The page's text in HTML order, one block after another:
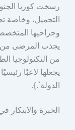
رسخت كوريا
التجميل، وخاصة
وجراحيها
يجذب المرضى من
من التكنولوجيا
يجعلها لاعبًا
الدولة`.}.
الخبرة والابتكار